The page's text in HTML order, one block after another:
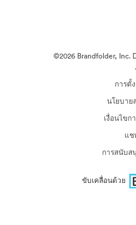
©2026 Brandfolder, Inc.
·
การตั้
นโยบาย
เงื่อนไขก
แช
การสนับส
ขับเคลื่อนด้วย